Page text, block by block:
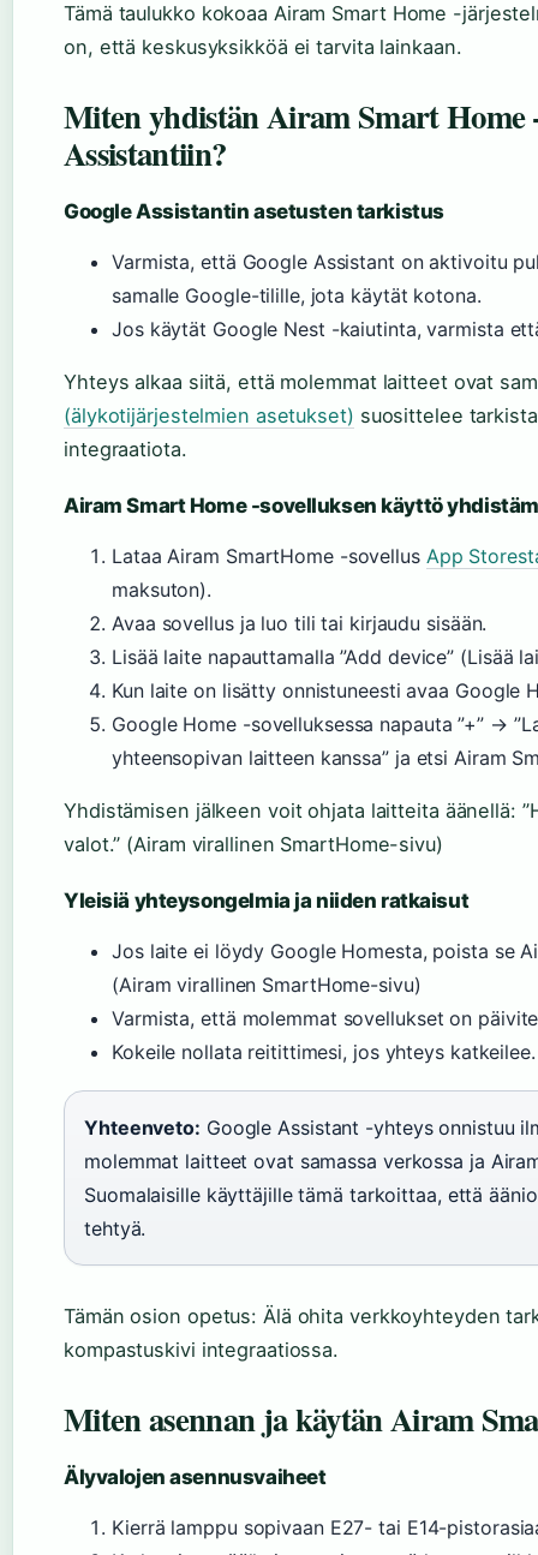
Tämä taulukko kokoaa Airam Smart Home -
on, että keskusyksikköä ei tarvita lainkaan.
Miten yhdistän Airam Smart Home
Assistantiin?
Google Assistantin asetusten tarkistus
Varmista, että Google Assistant on aktivoitu
samalle Google-tilille, jota käytät kotona.
Jos käytät Google Nest -kaiutinta, varmista
Yhteys alkaa siitä, että molemmat laitteet ovat
(älykotijärjestelmien asetukset) suosittelee
integraatiota.
Airam Smart Home -sovelluksen käyttö
Lataa Airam SmartHome -sovellus App
maksuton).
Avaa sovellus ja luo tili tai kirjaudu sisään.
Lisää laite napauttamalla ”Add device” (Lisää
Kun laite on lisätty onnistuneesti avaa Google
Google Home -sovelluksessa napauta ”+” →
yhteensopivan laitteen kanssa” ja etsi Airam
Yhdistämisen jälkeen voit ohjata laitteita äänellä:
valot.” (Airam virallinen SmartHome-sivu)
Yleisiä yhteysongelmia ja niiden ratkaisut
Jos laite ei löydy Google Homesta, poista se
(Airam virallinen SmartHome-sivu)
Varmista, että molemmat sovellukset on
Kokeile nollata reitittimesi, jos yhteys katkeilee.
Yhteenveto: Google Assistant -yhteys onnistuu
molemmat laitteet ovat samassa verkossa ja
Suomalaisille käyttäjille tämä tarkoittaa, että
tehtyä.
Tämän osion opetus: Älä ohita verkkoyhteyden
kompastuskivi integraatiossa.
Miten asennan ja käytän Airam
Älyvalojen asennusvaiheet
Kierrä lamppu sopivaan E27- tai E14-